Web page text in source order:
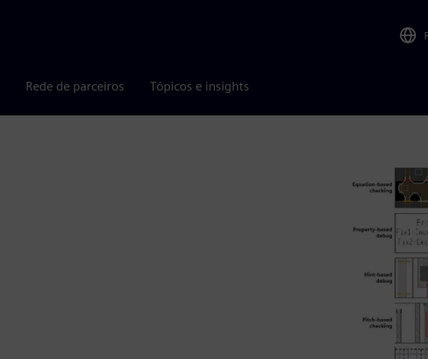
Rede de parceiros Tópicos e insights